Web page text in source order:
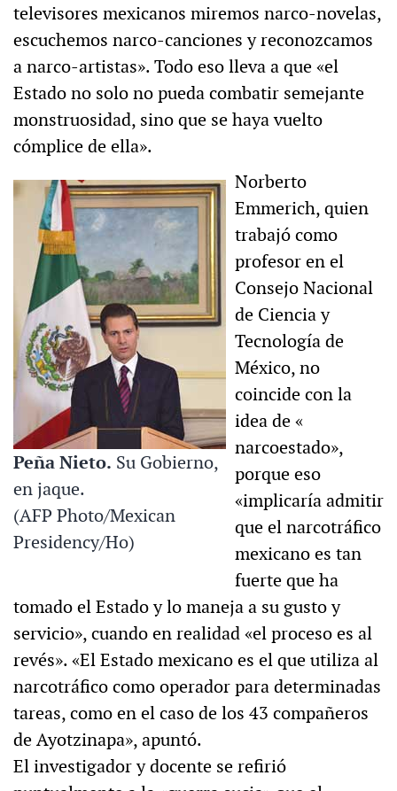
televisores mexicanos miremos narco-novelas,
escuchemos narco-canciones y reconozcamos
a narco-artistas». Todo eso lleva a que «el
Estado no solo no pueda combatir semejante
monstruosidad, sino que se haya vuelto
cómplice de ella».
Peña Nieto. Su Gobierno,
en jaque.
(AFP Photo/Mexican
Presidency/Ho)
Norberto
Emmerich, quien
trabajó como
profesor en el
Consejo Nacional
de Ciencia y
Tecnología de
México, no
coincide con la
idea de «
narcoestado»,
porque eso
«implicaría admitir
que el narcotráfico
mexicano es tan
fuerte que ha
tomado el Estado y lo maneja a su gusto y
servicio», cuando en realidad «el proceso es al
revés». «El Estado mexicano es el que utiliza al
narcotráfico como operador para determinadas
tareas, como en el caso de los 43 compañeros
de Ayotzinapa», apuntó.
El investigador y docente se refirió